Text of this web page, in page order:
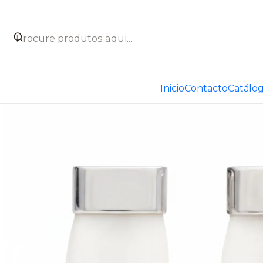
InicioContacto
Pendientes